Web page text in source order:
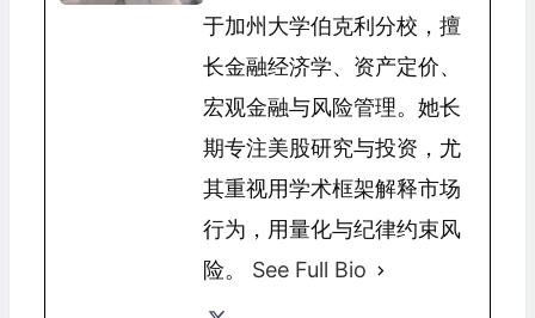
于加州大学伯克利分校，擅
长金融经济学、资产定价、
宏观金融与风险管理。她长
期专注美股研究与投资，尤
其重视用学术框架解释市场
行为，用量化与纪律约束风
险。 See Full Bio